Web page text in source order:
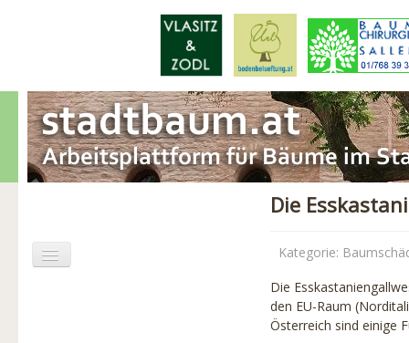
Die
Kategorie:
Die
den EU-Raum
Österreich sind einige